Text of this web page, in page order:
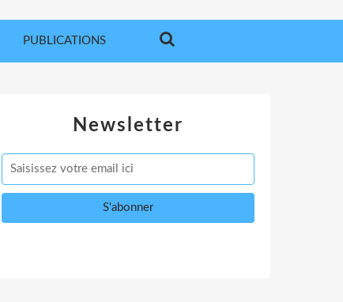
PUBLICATIONS
Newsletter